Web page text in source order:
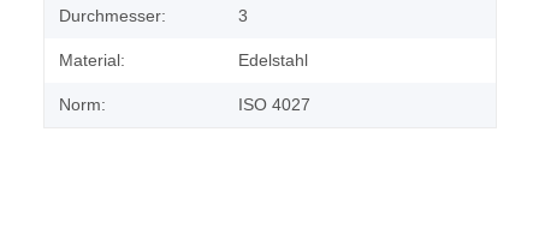
Durchmesser: 3
Material: Edelstahl
Norm: ISO 4027